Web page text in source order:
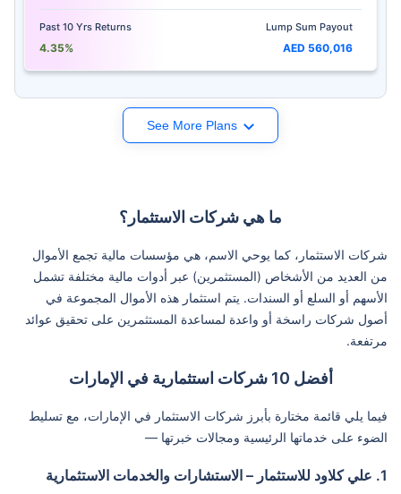
Past 10 Yrs Returns
4.35%
Lump Sum Payout
AED 560,016
See More Plans
ما هي شركات الاستثمار؟
شركات الاستثمار، كما يوحي الاسم، هي مؤسسات مالية تجمع الأموال
من العديد من الأشخاص (المستثمرين) عبر أدوات مالية مختلفة تشمل
الأسهم أو السلع أو السندات. يتم استثمار هذه الأموال المجموعة في
أصول شركات راسخة أو واعدة لمساعدة المستثمرين على تحقيق عوائد
مرتفعة.
أفضل 10 شركات استثمارية في الإمارات
فيما يلي قائمة مختارة بأبرز شركات الاستثمار في الإمارات، مع تسليط
الضوء على خدماتها الرئيسية ومجالات خبرتها —
1. علي كلاود للاستثمار – الاستشارات والخدمات الاستثمارية